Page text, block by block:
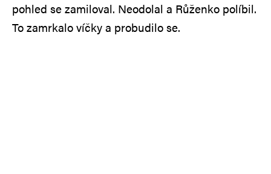
pohled se zamiloval. Neodolal a Růženko políbil.
To zamrkalo víčky a probudilo se.